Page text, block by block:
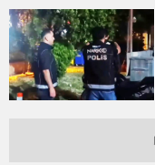
MUHTEŞEM